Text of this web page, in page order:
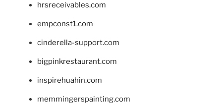
hrsreceivables.com
empconst1.com
cinderella-support.com
bigpinkrestaurant.com
inspirehuahin.com
memmingerspainting.com